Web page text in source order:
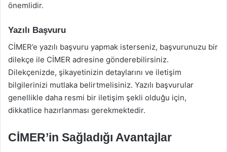
önemlidir.
Yazılı Başvuru
CİMER’e yazılı başvuru yapmak isterseniz, başvurunuzu bir
dilekçe ile CİMER adresine gönderebilirsiniz.
Dilekçenizde, şikayetinizin detaylarını ve iletişim
bilgilerinizi mutlaka belirtmelisiniz. Yazılı başvurular
genellikle daha resmi bir iletişim şekli olduğu için,
dikkatlice hazırlanması gerekmektedir.
CİMER’in Sağladığı Avantajlar